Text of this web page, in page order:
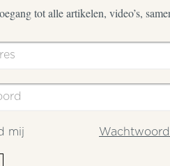
tot alle artikelen, video’s,
mij